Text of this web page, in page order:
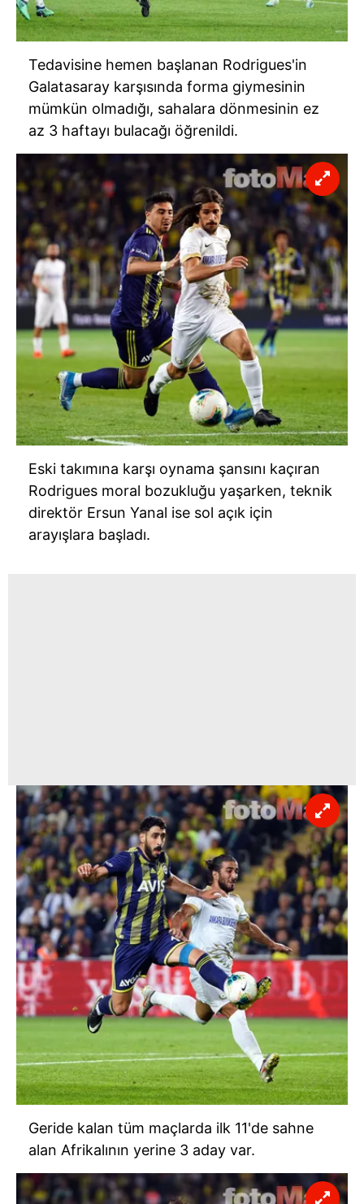
Tedavisine hemen başlanan Rodrigues'in
Galatasaray karşısında forma giymesinin
mümkün olmadığı, sahalara dönmesinin ez
az 3 haftayı bulacağı öğrenildi.
Eski takımına karşı oynama şansını kaçıran
Rodrigues moral bozukluğu yaşarken, teknik
direktör Ersun Yanal ise sol açık için
arayışlara başladı.
Geride kalan tüm maçlarda ilk 11'de sahne
alan Afrikalının yerine 3 aday var.